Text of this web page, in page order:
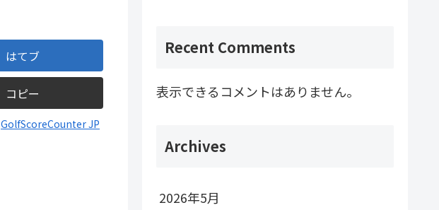
はてブ
コピー
GolfScoreCounter JP
Recent Comments
表示できるコメントはありません。
Archives
2026年5月